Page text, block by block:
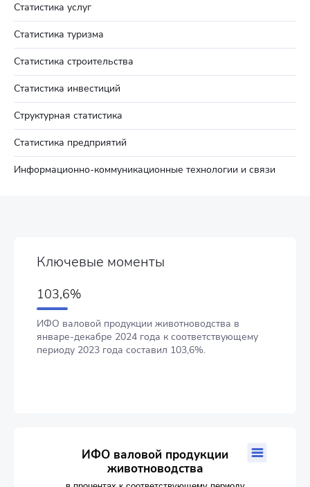
Статистика услуг
Статистика туризма
Статистика строительства
Статистика инвестиций
Структурная статистика
Статистика предприятий
Информационно-коммуникационные технологии и связи
Ключевые моменты
103,6%
ИФО валовой продукции животноводства в
январе-декабре 2024 года к соответствующему
периоду 2023 года составил 103,6%.
ИФО валовой продукции животноводства
Line chart with 24 data points.
ИФО валовой продукции
животноводства